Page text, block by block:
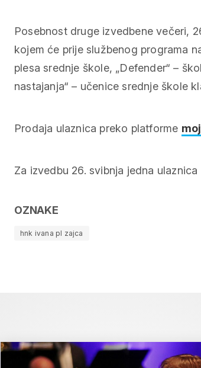
Posebnost druge izvedbene večeri,
kojem će prije službenog programa
plesa srednje škole, „Defender“ –
nastajanja“ – učenice srednje škole
Prodaja ulaznica preko platforme
Za izvedbu 26. svibnja jedna
OZNAKE
hnk ivana pl zajca